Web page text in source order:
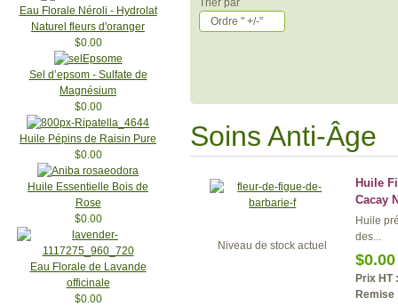
Eau Florale Néroli - Hydrolat
Naturel fleurs d'oranger
$0.00
Sel d’epsom - Sulfate de
Magnésium
$0.00
Huile Pépins de Raisin Pure
$0.00
Huile Essentielle Bois de
Rose
$0.00
Eau Florale de Lavande
officinale
$0.00
Trier par
Ordre " +/-"
Soins Anti-Âge
Niveau de stock actuel
Huile
Cacay
Huile
des...
$0.00
Prix HT